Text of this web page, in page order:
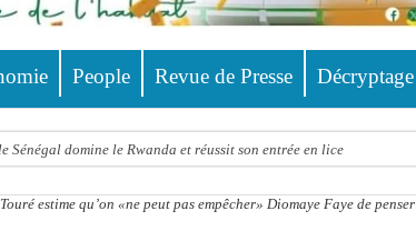
People Revue de Presse Décryptage
Sénégal domine le Rwanda et réussit son entrée en lice
estime qu’on «ne peut pas empêcher» Diomaye Faye de penser